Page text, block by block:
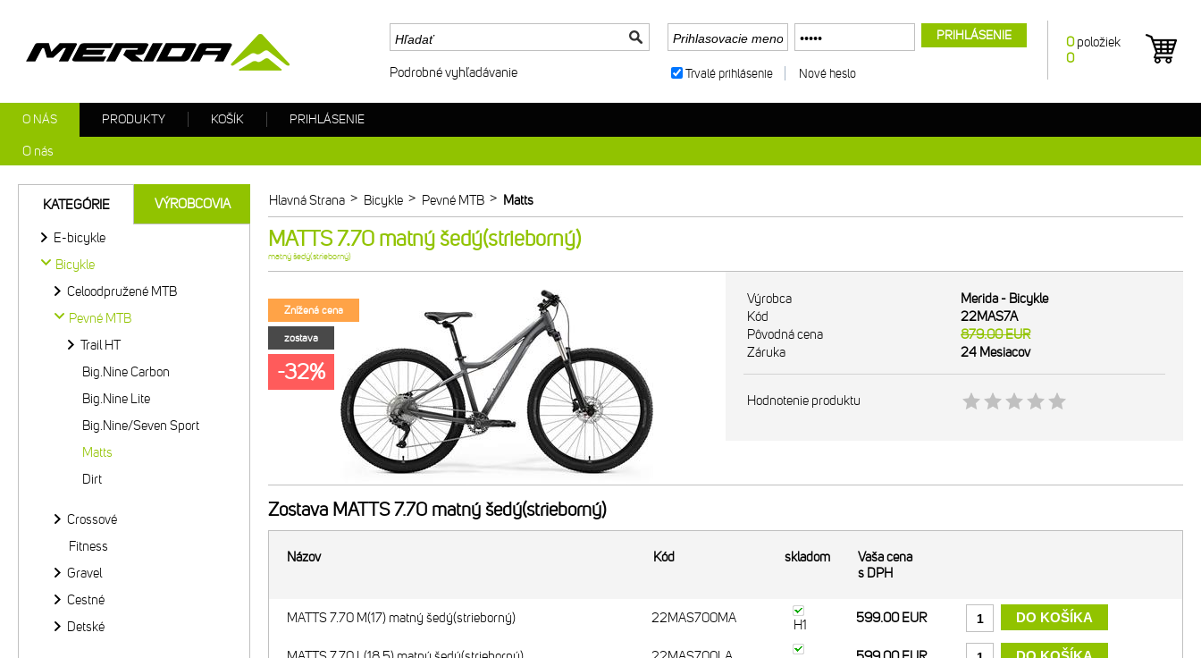
Hlavná Strana > Bicykle > Pevné MTB > Matts
MATTS 7.70 matný šedý(strieborný)
matný šedý(strieborný)
Znížená cena
zostava
-32%
Výrobca
Merida - Bicykle
Kód
22MAS7A
Pôvodná cena
879.00EUR
Záruka
24 Mesiacov
Hodnotenie produktu
Zostava MATTS 7.70 matný šedý(strieborný)
Názov Kód skladom
Vaša cena
s DPH
MATTS 7.70 M(17) matný šedý(strieborný) 22MAS700MA H1 599.00 EUR
KATEGÓRIE VÝROBCOVIA
E-bicykle
Bicykle
Celoodpružené MTB
Pevné MTB
Trail HT
Big.Nine Carbon
Big.Nine Lite
Big.Nine/Seven Sport
Matts
Dirt
Crossové
Fitness
Gravel
Cestné
Detské
Podrobné vyhľadávanie
O NÁS
O nás
PRODUKTY KOŠÍK PRIHLÁSENIE
0 položiek
0
PRIHLÁSENIE
Trvalé prihlásenie Nové heslo